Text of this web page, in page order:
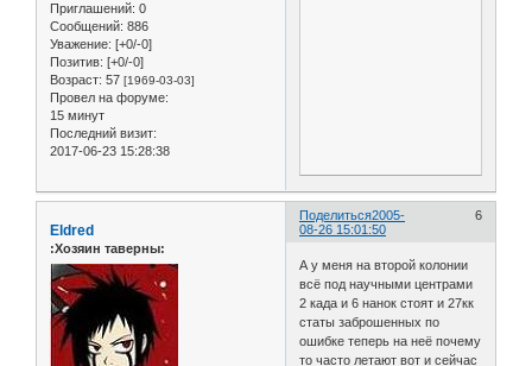
Приглашений: 0
Сообщений: 886
Уважение: [+0/-0]
Позитив: [+0/-0]
Возраст: 57 [1969-03-03]
Провел на форуме:
15 минут
Последний визит:
2017-06-23 15:28:38
Поделиться 6
2005-
08-26 15:01:50
Eldred
:Хозяин таверны:
А у меня на второй колонии
всё под научными центрами
2 када и 6 нанок стоят и 27кк
статы заброшенных по
ошибке теперь на неё почему
то часто летают вот и сейчас